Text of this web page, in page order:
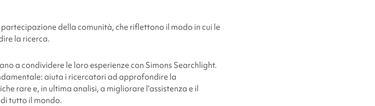
della comunità, che riflettono il modo in cui le
la ricerca.
a condividere le loro esperienze con Simons Searchlight.
aiuta i ricercatori ad approfondire la
rare e, in ultima analisi, a migliorare l’assistenza e il
tutto il mondo.